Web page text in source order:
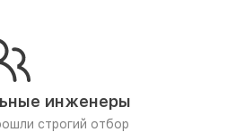
инженеры
строгий отбор